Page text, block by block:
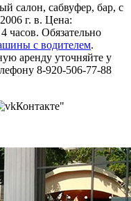
салон, сабвуфер, бар, с
г. в. Цена:
часов. Обязательно
с водителем.
аренду уточняйте у
8-920-506-77-88
Контакте"